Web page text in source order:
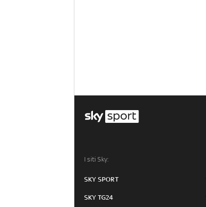
I siti Sky:
SKY SPORT
SKY TG24